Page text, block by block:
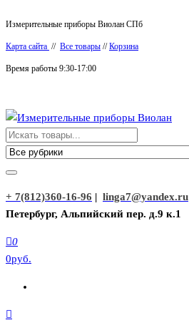
к
содержимому
Измерительные приборы Виолан СПб
Карта сайта // Все товары //Корзина
Время работы 9:30-17:00
Измерительные приборы Виолан
+ 7(812)360-16-96 | linga7@yandex.ru
Петербург, Альпийский пер. д.9 к.1
0
0руб.